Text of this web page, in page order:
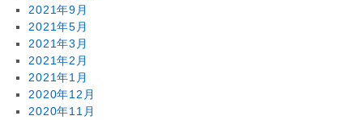
2021年9月
2021年5月
2021年3月
2021年2月
2021年1月
2020年12月
2020年11月